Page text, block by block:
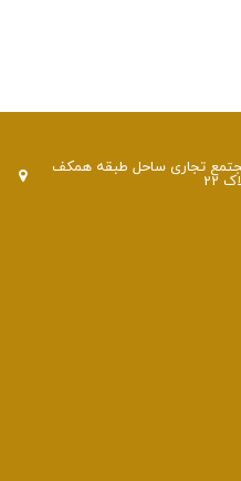
تجاری ساحل طبقه همکف
22